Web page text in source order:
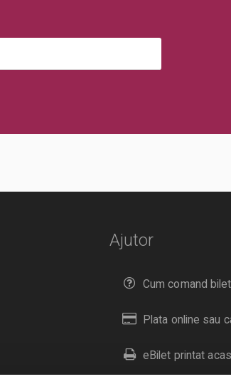
Ajutor
Cum comand
Plata online sau
eBilet printat